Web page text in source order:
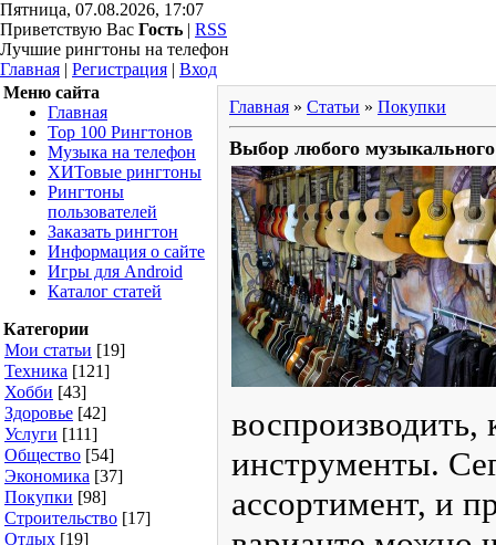
Пятница, 07.08.2026, 17:07
Приветствую Вас Гость | RSS
Лучшие рингтоны на телефон
Главная | Регистрация | Вход
Меню сайта
Главная
Top 100
Рингтонов
Музыка на
телефон
ХИТовые
рингтоны
Рингтоны
пользователей
Заказать
Информация
о сайте
Игры для
Android
Каталог
статей
Категории
Мои статьи [19]
Техника [121]
Хобби [43]
Главная»Статьи »Покупки
Выбор любого музыкального
если вы не просто
мелодиями, а
конечно же, для